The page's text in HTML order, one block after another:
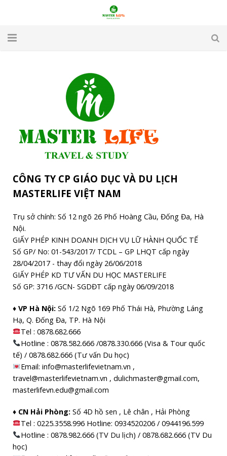
DU HỌC
APARTMENT & HOTEL
LIÊN HỆ
CÔNG TY CP GIÁO DỤC VÀ DU LỊCH
MASTERLIFE VIỆT NAM
Trụ sở chính: Số 12 ngõ 26 Phố Hoàng Cầu, Đống Đa, Hà
Nội.
GIẤY PHÉP KINH DOANH DỊCH VỤ LỮ HÀNH QUỐC TẾ
Số GP/ No: 01-543/2017/ TCDL – GP LHQT cấp ngày
28/04/2017 - thay đổi ngày 26/06/2018
GIẤY PHÉP KD TƯ VẤN DU HỌC MASTERLIFE
Số GP: 3716 /GCN- SGDĐT cấp ngày 06/09/2018
♦ VP Hà Nội: Số 1/2 Ngõ 169 Phố Thái Hà, Phường Láng
Hạ, Q. Đống Đa, TP. Hà Nội
Tel :0878.682.666
Hotline : 0878.582.666 /0878.330.666 (Visa & Tour quốc
tế) / 0878.682.666 (Tư vấn Du học)
Email: info@masterlifevietnam.vn ,
travel@masterlifevietnam.vn , dulichmaster@gmail.com,
masterlifevn.edu@gmail.com
♦ CN Hải Phòng: Số 4D hồ sen , Lê chân , Hải Phòng
Tel : 0225.3558.996 Hotline: 0934520206 / 0944196.599
Hotline : 0878.982.666 (TV Du lịch) / 0878.682.666 (TV Du
học)